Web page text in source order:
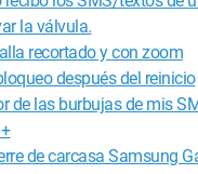
la válvula.
recortado y con zoom
después del reinicio
de las burbujas de mis
de carcasa Samsung